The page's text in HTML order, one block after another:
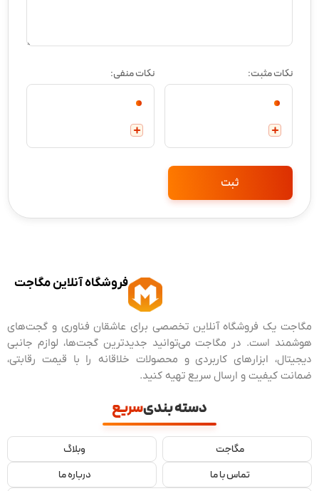
نکات مثبت: نکات منفی:
فروشگاه آنلاین مگاجت
مگاجت یک فروشگاه آنلاین تخصصی برای عاشقان فناوری و گجت‌های
هوشمند است. در مگاجت می‌توانید جدیدترین گجت‌ها، لوازم جانبی
دیجیتال، ابزارهای کاربردی و محصولات خلاقانه را با قیمت رقابتی،
ضمانت کیفیت و ارسال سریع تهیه کنید.
دسته بندیسریع
مگاجت
وبلاگ
تماس با ما
درباره ما